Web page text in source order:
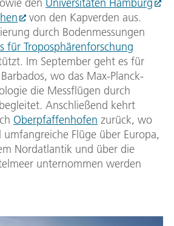
den Universitäten Hamburg
von den Kapverden aus.
durch Bodenmessungen
für Troposphärenforschung
Im September geht es für
wo das Max-Planck-
die Messflügen durch
Anschließend kehrt
Oberpfaffenhofen zurück, wo
Flüge über Europa,
Nordatlantik und über die
unternommen werden